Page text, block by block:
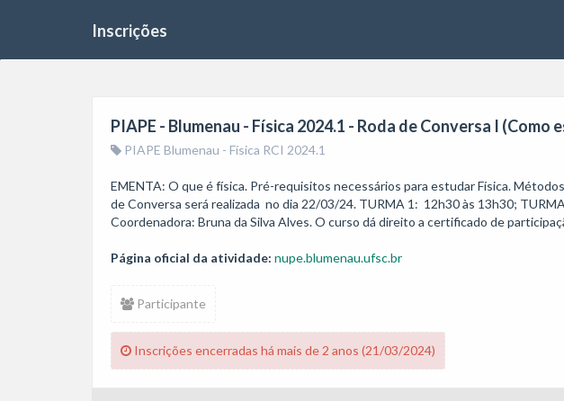
Inscrições
PIAPE - Blumenau - Física 2024.1 - Roda de Conversa I (Como
PIAPE Blumenau - Física RCI 2024.1
EMENTA: O que é física. Pré-requisitos necessários para estudar Física.
de Conversa será realizada  no dia 22/03/24. TURMA 1:  12h30 às 13h30;
Página oficial da atividade: nupe.blumenau.ufsc.br
Participante
Inscrições encerradas há mais de 2 anos (21/03/2024)